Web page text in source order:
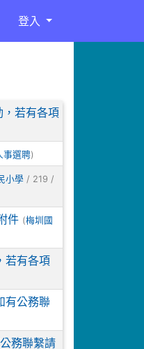
登入
，若有各項
事選聘)
小學 / 219 /
件 (梅圳國
若有各項
有公務聯
務聯繫請